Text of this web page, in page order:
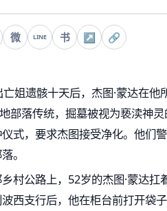
微 LINE 书 ↗ 🔗
姐遗骸十天后，杰图·蒙达在他
部落传统，掘墓被视为亵渎神
式，要求杰图接受净化。他们
。
村公路上，52岁的杰图·蒙达扛
西支行后，他在柜台前打开袋